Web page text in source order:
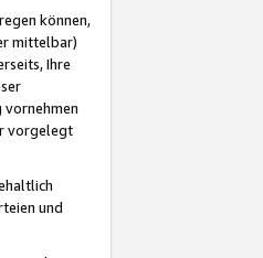
können,
mittelbar)
Ihre
vornehmen
vorgelegt
und